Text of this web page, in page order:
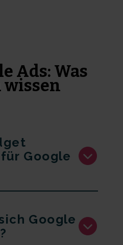
Ads: Was
Google
Google